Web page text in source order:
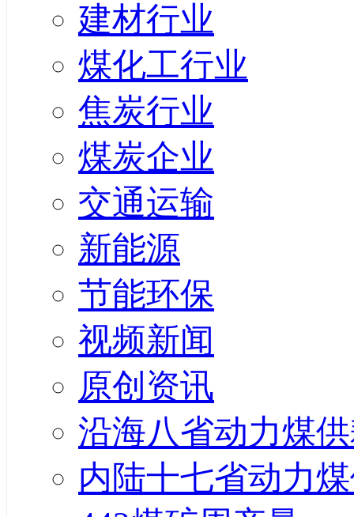
建材行业
煤化工行业
焦炭行业
煤炭企业
交通运输
新能源
节能环保
视频新闻
原创资讯
沿海八省动力煤
内陆十七省动力